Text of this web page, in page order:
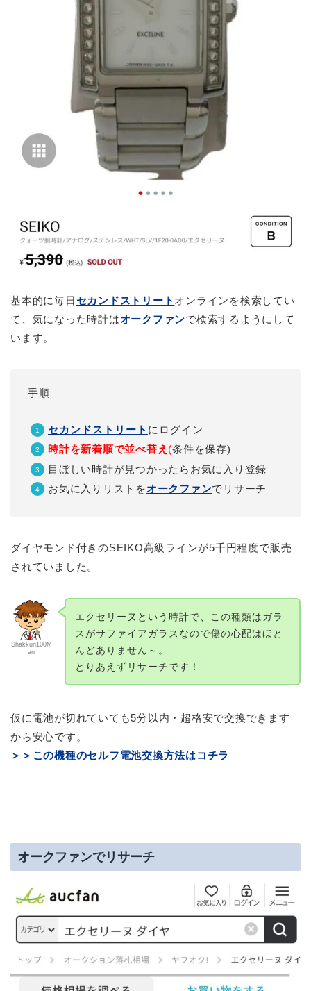
基本的に毎日 セカンドストリート オンラインを検索してい
て、気になった時計はオークファンで検索するようにして
います。
手順
セカンドストリート にログイン
時計を新着順で並べ替え (条件を保存)
目ぼしい時計が見つかったらお気に入り登録
お気に入りリストをオークファンでリサーチ
ダイヤモンド付きのSEIKO高級ラインが5千円程度で販売
されていました。
Shakkuri100M
an
エクセリーヌという時計で、この種類はガラ
スがサファイアガラスなので傷の心配はほと
んどありません～。
とりあえずリサーチです！
仮に電池が切れていても5分以内・超格安で交換できます
から安心です。
＞＞この機種のセルフ電池交換方法はコチラ
オークファンでリサーチ